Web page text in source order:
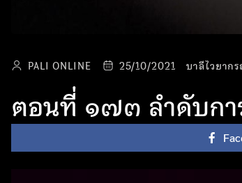
PALI ONLINE 25/10/2021 บาลีไวยาก
ตอนที่ ๑๗๓ ลำดับกา